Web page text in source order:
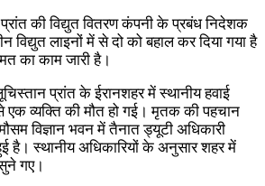
की विद्युत वितरण कंपनी के प्रबंध निदेशक
विद्युत लाइनों में से दो को बहाल कर दिया गया है
का काम जारी है।
प्रांत के ईरानशहर में स्थानीय हवाई
एक व्यक्ति की मौत हो गई। मृतक की पहचान
विज्ञान भवन में तैनात ड्यूटी अधिकारी
है। स्थानीय अधिकारियों के अनुसार शहर में
गए।